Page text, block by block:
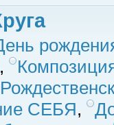
,
СЕБЯ,